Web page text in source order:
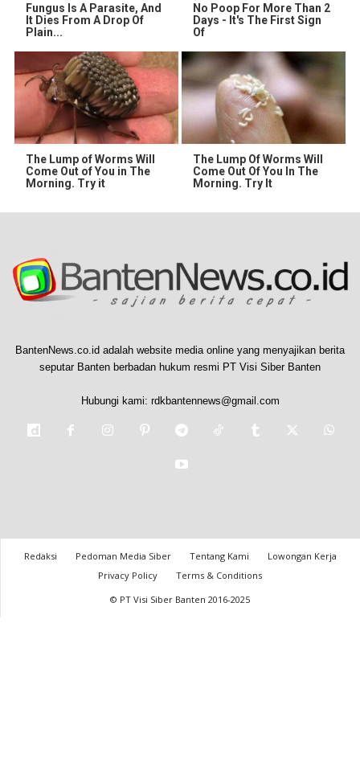
Fungus Is A Parasite, And
It Dies From A Drop Of
Plain...
No Poop For More Than 2
Days - It's The First Sign
Of
The Lump of Worms Will
Come Out of You in The
Morning. Try it
The Lump Of Worms Will
Come Out Of You In The
Morning. Try It
BantenNews.co.id adalah website media online yang menyajikan berita
seputar Banten berbadan hukum resmi PT Visi Siber Banten
Hubungi kami: rdkbantennews@gmail.com
Redaksi Pedoman Media Siber Tentang Kami
Lowongan Kerja
Privacy Policy
Terms & Conditions
© PT Visi Siber Banten 2016-2025